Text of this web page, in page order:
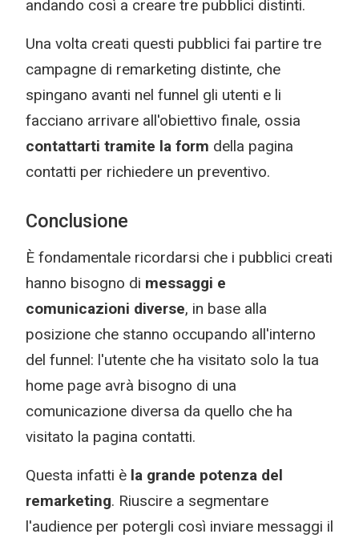
andando così a creare tre pubblici distinti.
Una volta creati questi pubblici fai partire tre
campagne di remarketing distinte, che
spingano avanti nel funnel gli utenti e li
facciano arrivare all'obiettivo finale, ossia
contattarti tramite la form della pagina
contatti per richiedere un preventivo.
Conclusione
È fondamentale ricordarsi che i pubblici creati
hanno bisogno di messaggi e
comunicazioni diverse, in base alla
posizione che stanno occupando all'interno
del funnel: l'utente che ha visitato solo la tua
home page avrà bisogno di una
comunicazione diversa da quello che ha
visitato la pagina contatti.
Questa infatti è la grande potenza del
remarketing. Riuscire a segmentare
l'audience per potergli così inviare messaggi il